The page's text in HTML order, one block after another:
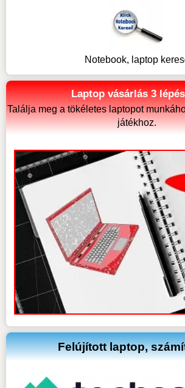
Notebook, laptop
Laptop vásárlás 3
Találja meg a tökéletes laptopot
játékhoz.
Felújított laptop,